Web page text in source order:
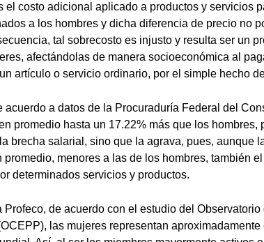
el costo adicional aplicado a productos y servicios
a los hombres y dicha diferencia de precio no
tal sobrecosto es injusto y resulta ser un
afectándolas de manera socioeconómica al
artículo o servicio ordinario, por el simple hecho
acuerdo a datos de la Procuraduría Federal del
promedio hasta un 17.22% más que los hombres,
brecha salarial, sino que la agrava, pues, aunque
promedio, menores a las de los hombres, también
determinados servicios y productos.
Profeco, de acuerdo con el estudio del
las mujeres representan